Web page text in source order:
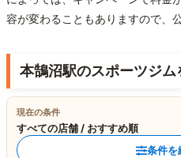
容が変わることもありますので、
本鵠沼駅のスポーツジ
現在の条件
すべての店舗 / おすすめ順
条件を